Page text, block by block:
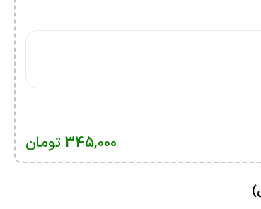
345,000 تومان